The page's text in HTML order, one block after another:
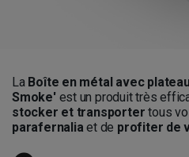
La Boîte en métal avec
Smoke'est un produit très
stocker et transporter tous
parafernalia et de profiter de